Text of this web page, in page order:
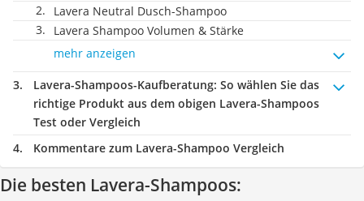
Lavera Neutral Dusch-Shampoo
Lavera Shampoo Volumen & Stärke
mehr anzeigen
Lavera-Shampoos-Kaufberatung: So wählen Sie das
richtige Produkt aus dem obigen Lavera-Shampoos
Test oder Vergleich
Kommentare zum Lavera-Shampoo Vergleich
Die besten Lavera-Shampoos: